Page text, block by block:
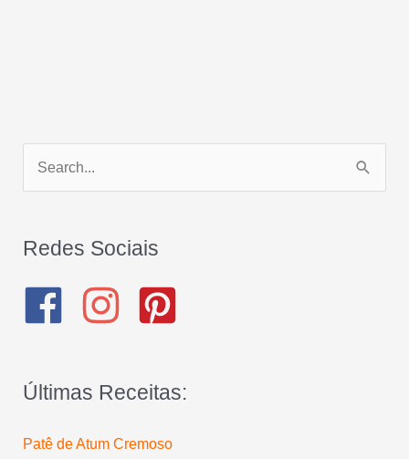
q
r
o
Redes Sociais
Últimas Receitas:
Patê de Atum Cremoso